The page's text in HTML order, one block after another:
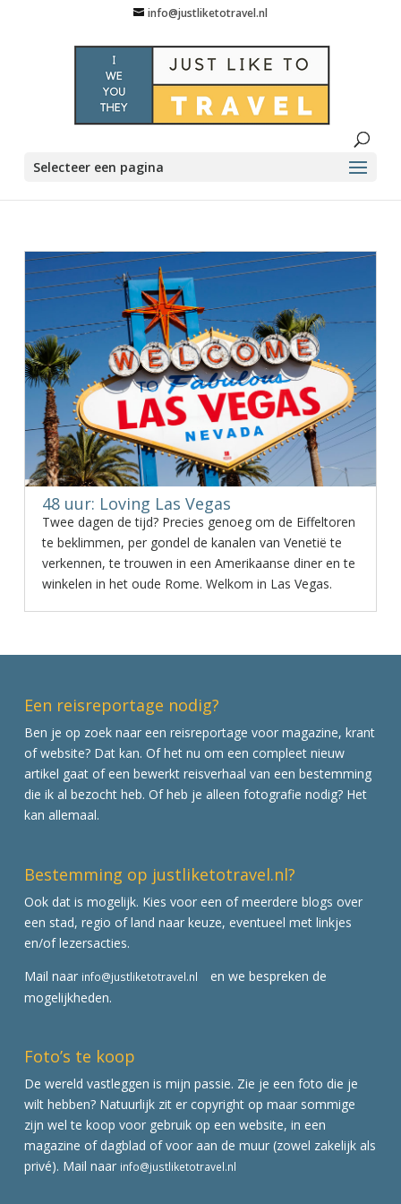
info@justliketotravel.nl
Selecteer een pagina
48 uur: Loving Las Vegas
Twee dagen de tijd? Precies genoeg om de Eiffeltoren
te beklimmen, per gondel de kanalen van Venetië te
verkennen, te trouwen in een Amerikaanse diner en te
winkelen in het oude Rome. Welkom in Las Vegas.
Een reisreportage nodig?
Ben je op zoek naar een reisreportage voor magazine, krant
of website? Dat kan. Of het nu om een compleet nieuw
artikel gaat of een bewerkt reisverhaal van een bestemming
die ik al bezocht heb. Of heb je alleen fotografie nodig? Het
kan allemaal.
Bestemming op justliketotravel.nl?
Ook dat is mogelijk. Kies voor een of meerdere blogs over
een stad, regio of land naar keuze, eventueel met linkjes
en/of lezersacties.
Mail naar info@justliketotravel.nl
en we bespreken de
mogelijkheden.
Foto’s te koop
De wereld vastleggen is mijn passie. Zie je een foto die je
wilt hebben? Natuurlijk zit er copyright op maar sommige
zijn wel te koop voor gebruik op een website, in een
magazine of dagblad of voor aan de muur (zowel zakelijk als
privé). Mail naar info@justliketotravel.nl